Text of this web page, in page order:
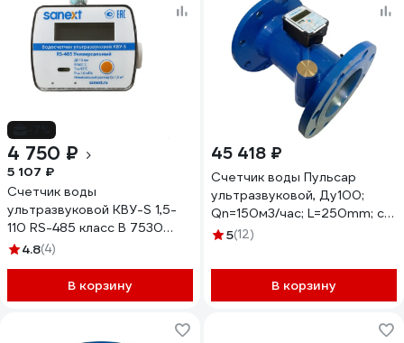
4 750 ₽
5 107 ₽
Счетчик воды
ультразвуковой КВУ-S 1,5-
110 RS-485 класс B 7530
SANEXT 7530.1.5
4.8(4)
В корзину
45 418 ₽
Счетчик воды Пульсар
ультразвуковой, Ду100;
Qn=150м3/час; L=250mm; с
имп. выходом; Тmax=105С;
5(12)
В корзину